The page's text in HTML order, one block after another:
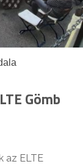
Gömb
az ELTE